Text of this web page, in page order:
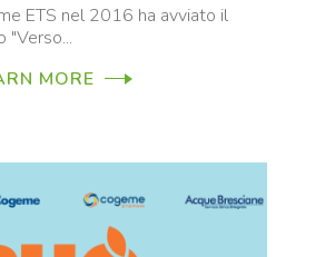
ETS nel 2016 ha avviato il
MORE